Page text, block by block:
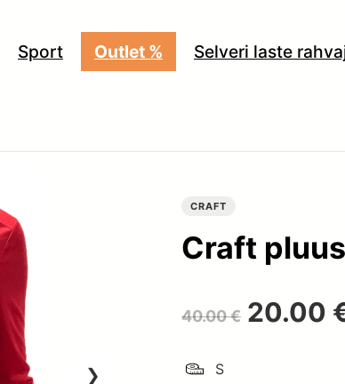
Sport Outlet % Selveri laste
CRAFT
Craft pluus
40.00€ Algne
20.00
S